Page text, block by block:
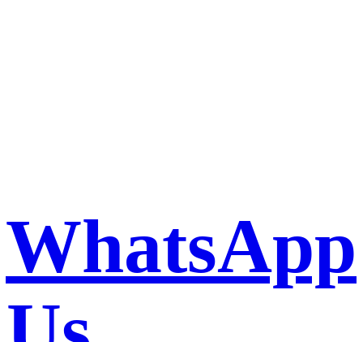
WhatsApp